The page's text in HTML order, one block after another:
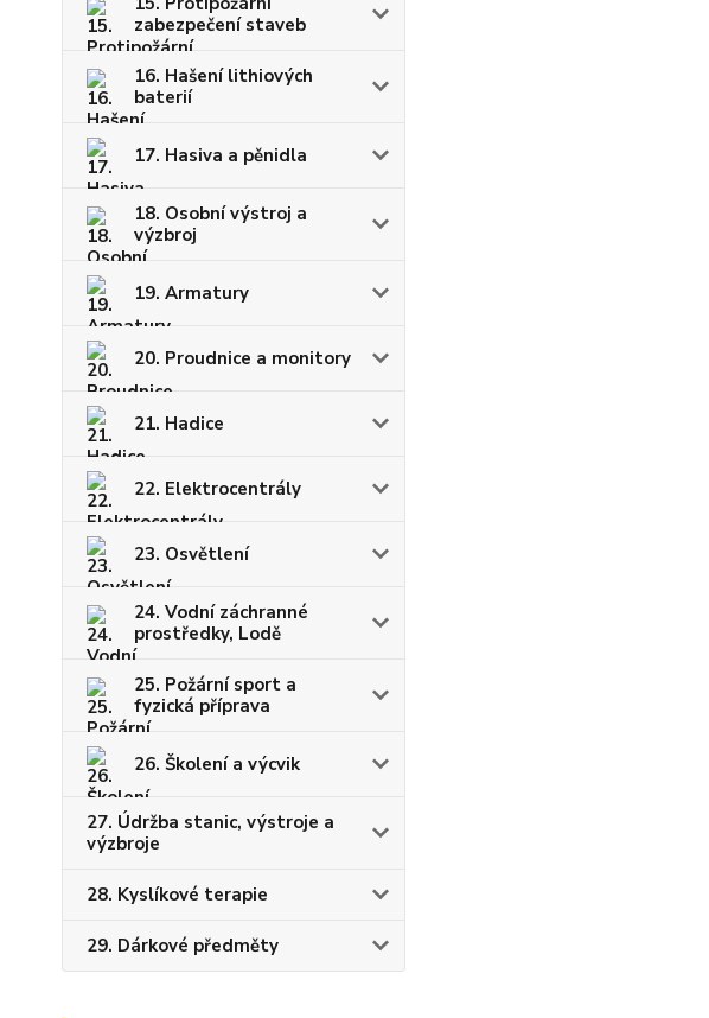
zabezpečení staveb
16. Hašení lithiových
baterií
17. Hasiva a pěnidla
18. Osobní výstroj a
výzbroj
19. Armatury
20. Proudnice a monitory
21. Hadice
22. Elektrocentrály
23. Osvětlení
24. Vodní záchranné
prostředky, Lodě
25. Požární sport a
fyzická příprava
26. Školení a výcvik
27. Údržba stanic, výstroje a
výzbroje
28. Kyslíkové terapie
29. Dárkové předměty